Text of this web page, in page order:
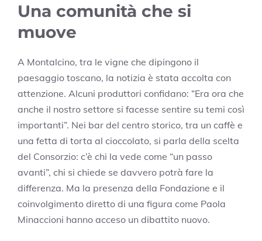
Una comunità che si
muove
A Montalcino, tra le vigne che dipingono il
paesaggio toscano, la notizia è stata accolta con
attenzione. Alcuni produttori confidano: “Era ora che
anche il nostro settore si facesse sentire su temi così
importanti”. Nei bar del centro storico, tra un caffè e
una fetta di torta al cioccolato, si parla della scelta
del Consorzio: c’è chi la vede come “un passo
avanti”, chi si chiede se davvero potrà fare la
differenza. Ma la presenza della Fondazione e il
coinvolgimento diretto di una figura come Paola
Minaccioni hanno acceso un dibattito nuovo.